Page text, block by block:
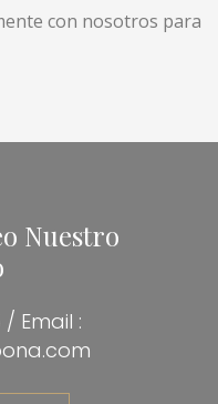
con nosotros para
Nuestro
Email :